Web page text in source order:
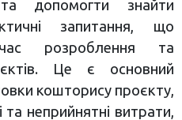
допомогти знайти
запитання, що
розроблення та
Це є основний
кошторису проєкту,
та неприйнятні витрати,